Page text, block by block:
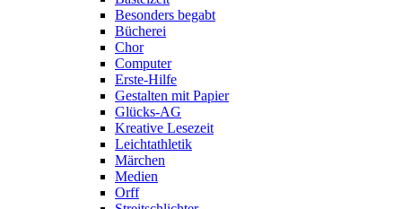
Besonders begabt
Bücherei
Chor
Computer
Erste-Hilfe
Gestalten mit Papier
Glücks-AG
Kreative Lesezeit
Leichtathletik
Märchen
Medien
Orff